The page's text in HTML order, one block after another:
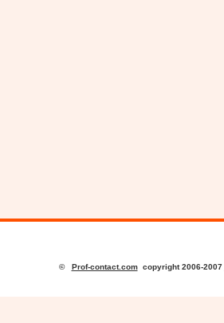
© Prof-contact.comcopyright 2006-2007